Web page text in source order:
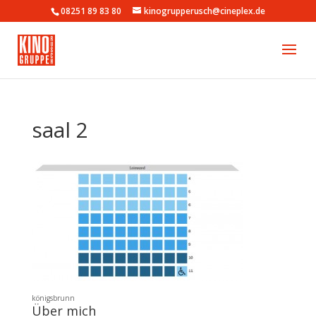
08251 89 83 80 kinogrupperusch@cineplex.de
saal 2
königs­brunn
Über mich